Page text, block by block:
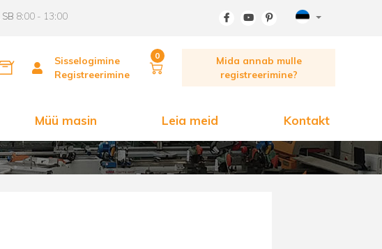
, SB 8:00 - 13:00
Sisselogimine
Registreerimine
0
Mida annab mulle
registreerimine?
Müü masin Leia meid Kontakt